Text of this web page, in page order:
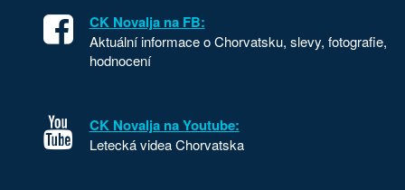
CK Novalja na FB:
Aktuální informace o Chorvatsku, slevy, fotografie,
hodnocení
CK Novalja na Youtube:
Letecká videa Chorvatska